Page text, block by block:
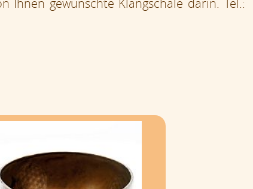
gewünschte Klangschale darin. Tel.: